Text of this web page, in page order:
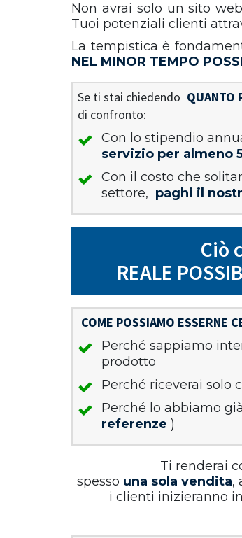
Non avrai solo un sito
Tuoi potenziali clienti
La tempistica è
NEL MINOR TEMPO
Se ti stai chiedendo QUANTO
di confronto:
Con lo stipendio
servizio per almeno
Con il costo che
settore, paghi il
Ciò
REALE
COME POSSIAMO ESSERNE
Perché sappiamo
prodotto
Perché riceverai solo
Perché lo abbiamo
referenze )
Ti renderai
spesso una sola vendita,
i clienti inizieranno